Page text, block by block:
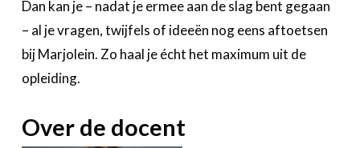
Dan kan je – nadat je ermee aan de slag bent gegaan
– al je vragen, twijfels of ideeën nog eens aftoetsen
bij Marjolein. Zo haal je écht het maximum uit de
opleiding.
Over de docent